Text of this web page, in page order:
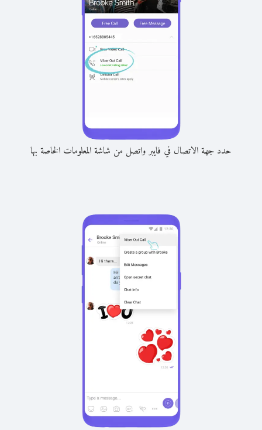
حدد جهة الاتصال في فايبر واتصل من شاشة المعلومات الخاصة بها